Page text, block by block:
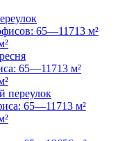
65—11713 м²
65—11713 м²
переулок
65—11713 м²